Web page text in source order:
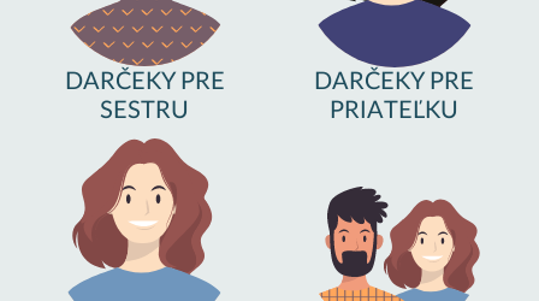
DARČEKY PRE
SESTRU
DARČEKY PRE
PRIATEĽKU